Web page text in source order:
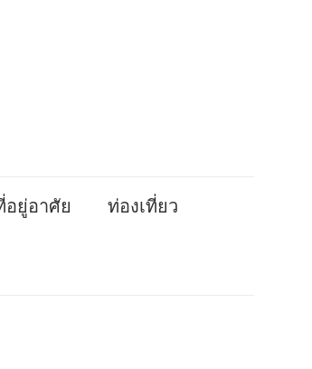
ยู่อาศัย ท่องเที่ยว